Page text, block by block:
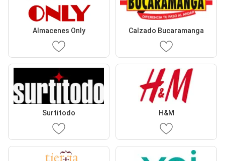
Almacenes Only Calzado Bucaramanga
Surtitodo H&M